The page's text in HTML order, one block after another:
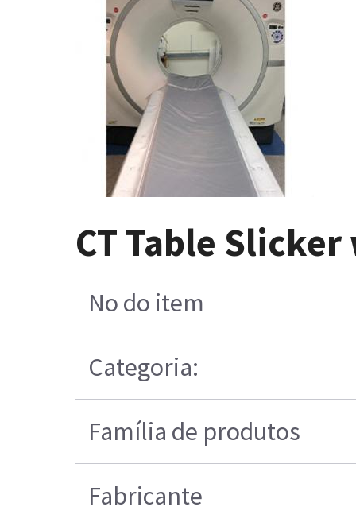
CT Table
No do item
Categoria:
Família de produtos
Fabricante